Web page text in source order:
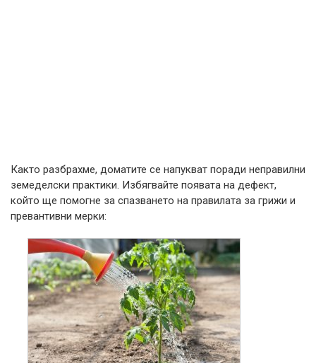
Както разбрахме, доматите се напукват поради неправилни
земеделски практики. Избягвайте появата на дефект,
който ще помогне за спазването на правилата за грижи и
превантивни мерки: